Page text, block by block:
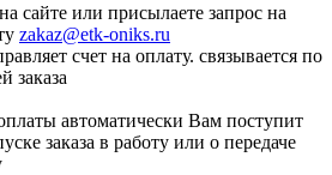
сайте или присылаете запрос на
zakaz@etk-oniks.ru
счет на оплату. связывается по
заказа
автоматически Вам поступит
заказа в работу или о передаче